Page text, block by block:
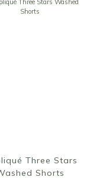
Three Stars
Shorts